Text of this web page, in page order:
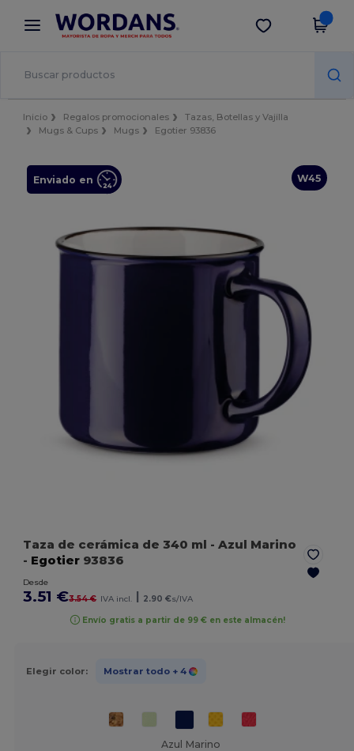
× App de Wordans
¡Mejores precios en app!
Descargar app
Inicio Regalos promocionales
Tazas, Botellas y Vajilla
Mugs & Cups
Mugs Egotier 93836
W45
Enviado en
Taza de cerámica de 340 ​​ml - Azul Marino
- Egotier 93836
Desde
3.51 €3.54 € IVA incl. 2.90 €s/IVA
Envío gratis a partir de 99 € en este almacén!
Elegir color: Mostrar todo + 4
Azul Marino